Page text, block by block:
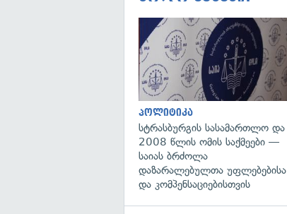
პოლიტიკა
სტრასბურგის სასამართლო და
2008 წლის ომის საქმეები —
საიას ბრძოლა
დაზარალებულთა უფლებებისა
და კომპენსაციებისთვის